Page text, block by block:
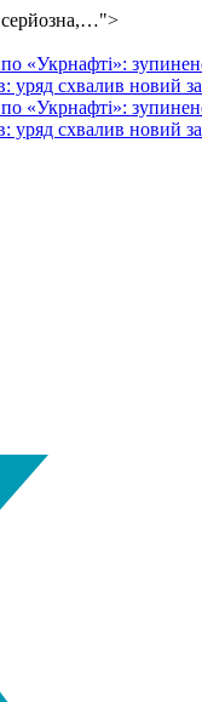
серйозна,…">
«Укрнафті»:
уряд схвалив новий
«Укрнафті»:
уряд схвалив новий